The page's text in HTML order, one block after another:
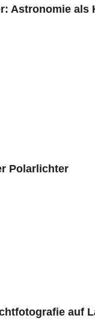
Astronomie als
Polarlichter
auf